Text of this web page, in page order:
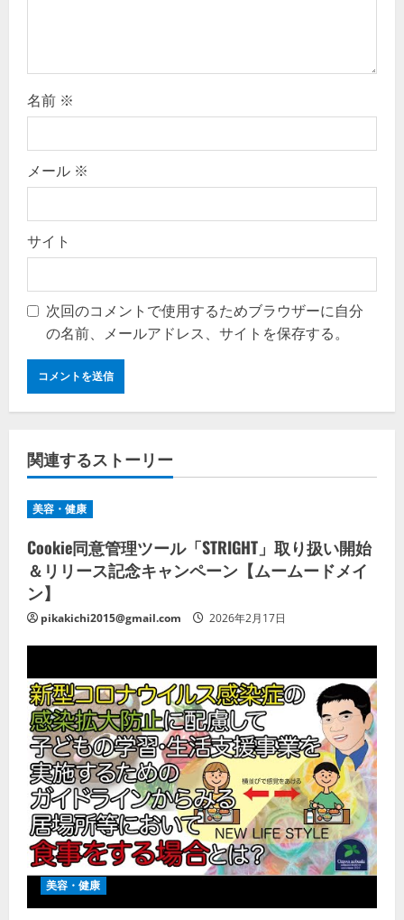
n
名前 ※
メール ※
サイト
次回のコメントで使用するためブラウザーに自分
の名前、メールアドレス、サイトを保存する。
関連するストーリー
美容・健康
Cookie同意管理ツール「STRIGHT」取り扱い開始
＆リリース記念キャンペーン【ムームードメイ
ン】
pikakichi2015@gmail.com 2026年2月17日
美容・健康